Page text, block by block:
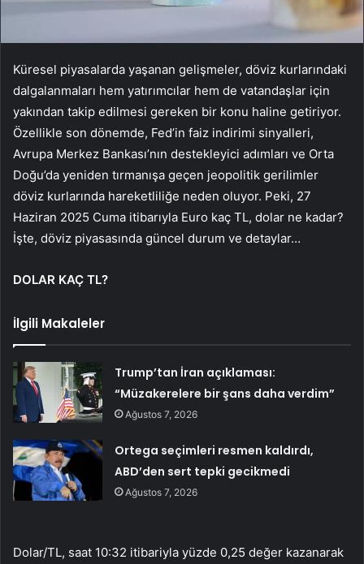
Küresel piyasalarda yaşanan gelişmeler, döviz kurlarındaki
dalgalanmaları hem yatırımcılar hem de vatandaşlar için
yakından takip edilmesi gereken bir konu haline getiriyor.
Özellikle son dönemde, Fed’in faiz indirimi sinyalleri,
Avrupa Merkez Bankası’nın destekleyici adımları ve Orta
Doğu’da yeniden tırmanışa geçen jeopolitik gerilimler
döviz kurlarında hareketliliğe neden oluyor. Peki, 27
Haziran 2025 Cuma itibarıyla Euro kaç TL, dolar ne kadar?
İşte, döviz piyasasında güncel durum ve detaylar…
DOLAR KAÇ TL?
İlgili Makaleler
Trump’tan İran açıklaması:
“Müzakerelere bir şans daha verdim”
Ağustos 7, 2026
Ortega seçimleri resmen kaldırdı,
ABD’den sert tepki gecikmedi
Ağustos 7, 2026
Dolar/TL, saat 10:32 itibariyla yüzde 0,25 değer kazanarak